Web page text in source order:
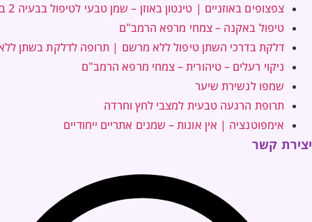
צפצופים באוזניים | טינטון באוזן – שמן טבעי לטיפול בבעיה 2 בקבוקים במחיר אחד
טיפול באקנה – צמחי מרפא הרמב"ם
דלקת בדרכי השתן טיפול ללא מרשם | תרופה לדלקת בשתן
ניקוי רעלים – טיהורית – צמחי מרפא הרמב"ם
שמפו לנשירת שיער
תרופת הרגעה טבעית למצבי לחץ וחרדה
אימפוטנציה | אין אונות – שמנים אתריים ייחודיים
יצירת קשר